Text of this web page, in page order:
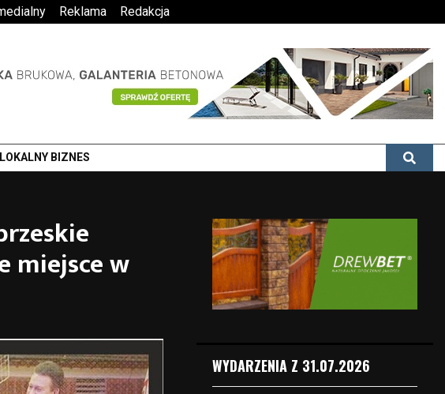
Reklama Redakcja
LOKALNY BIZNES
miejsce w
WYDARZENIA Z 31.07.2026